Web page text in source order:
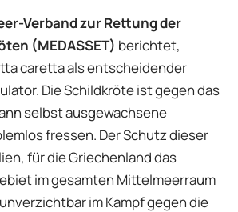
Verband zur Rettung der
(MEDASSET) berichtet,
caretta als entscheidender
Die Schildkröte ist gegen das
selbst ausgewachsene
fressen. Der Schutz dieser
für die Griechenland das
im gesamten Mittelmeerraum
im Kampf gegen die